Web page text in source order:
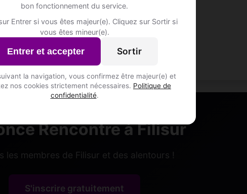
bon fonctionnement du service.
Entrer si vous êtes majeur(e). Cliquez sur Sortir si
vous êtes mineur(e).
Entrer et accepter Sortir
la navigation, vous confirmez être majeur(e) et
nos cookies strictement nécessaires. Politique de
confidentialité.
Rencontre à Filisur
les membres de Filisur et des alentours !
S'inscrire gratuitement